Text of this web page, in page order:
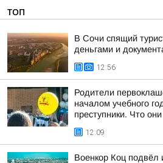
ТОП
В Сочи спящий
деньгами и
12:56
Родители
началом учебного
преступники. Что
12:09
Военкор Коц подвёл